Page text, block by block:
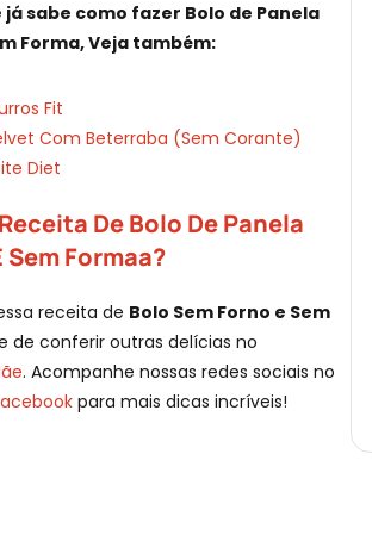
sabe como fazer Bolo de Panela
Forma, Veja também:
Fit
Com Beterraba (Sem Corante)
Diet
De Bolo De Panela
Sem Formaa?
receita de Bolo Sem Forno e Sem
de conferir outras delícias no
. Acompanhe nossas redes sociais no
para mais dicas incríveis!